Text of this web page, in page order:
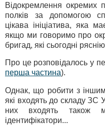
Відокремлення окремих
полків за допомогою
цікава ініціатива, яка
якщо ми говоримо про
бригад, які сьогодні
Про це розповідалось у
перша частина).
Однак, що робити з
які входять до складу ЗС
них входять також
ідентифікатори...